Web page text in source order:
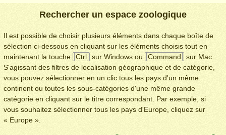
Rechercher un espace zoologique
Il est possible de choisir plusieurs éléments dans chaque boîte de
sélection ci-dessous en cliquant sur les éléments choisis tout en
maintenant la touche
Ctrl sur Windows ou Command
sur Mac.
S'agissant des filtres de localisation géographique et de catégorie,
vous pouvez sélectionner en un clic tous les pays d'un même
continent ou toutes les sous-catégories d'une même grande
catégorie en cliquant sur le titre correspondant. Par exemple, si
vous souhaitez sélectionner tous les pays d'Europe, cliquez sur
« Europe ».